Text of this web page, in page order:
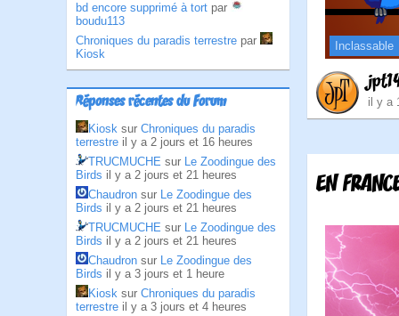
bd encore supprimé à tort par
boudu113
Chroniques du paradis terrestre par
Kiosk
Réponses récentes du Forum
Kiosk sur Chroniques du paradis
terrestre il y a 2 jours et 16 heures
TRUCMUCHE sur Le Zoodingue des
Birds il y a 2 jours et 21 heures
Chaudron sur Le Zoodingue des
Birds il y a 2 jours et 21 heures
TRUCMUCHE sur Le Zoodingue des
Birds il y a 2 jours et 21 heures
Chaudron sur Le Zoodingue des
Birds il y a 3 jours et 1 heure
Kiosk sur Chroniques du paradis
terrestre il y a 3 jours et 4 heures
Inclassable
il y a
EN